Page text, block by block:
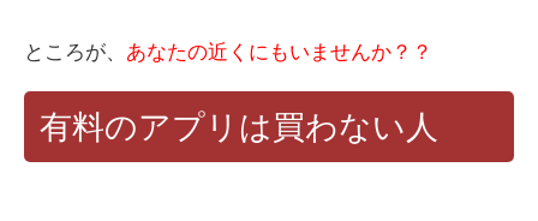
ところが、 あなたの近くにもいませんか？？
有料のアプリは買わない人